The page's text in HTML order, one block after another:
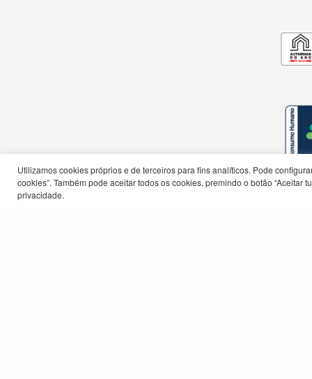
Utilizamos cookies próprios e de terceiros para fins analíticos. Pode
cookies”. Também pode aceitar todos os cookies, premindo o botão “Aceitar
privacidade.